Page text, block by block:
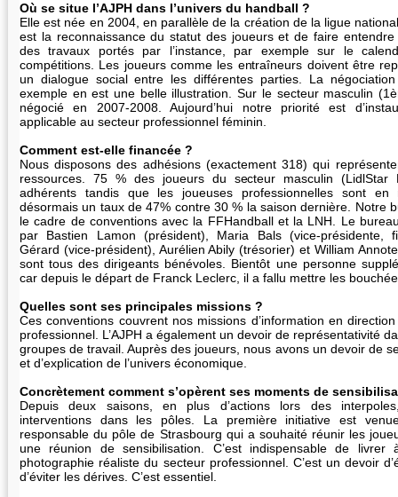
Où se situe l’AJPH dans l’univers du handball ?
Elle est née en 2004, en parallèle de la création de la ligue
est la reconnaissance du statut des joueurs et de faire entendre
des travaux portés par l’instance, par exemple sur le
compétitions. Les joueurs comme les entraîneurs doivent être
un dialogue social entre les différentes parties. La négociation
exemple en est une belle illustration. Sur le secteur masculin
négocié en 2007-2008. Aujourd’hui notre priorité est
applicable au secteur professionnel féminin.
Comment est-elle financée ?
Nous disposons des adhésions (exactement 318) qui
ressources. 75 % des joueurs du secteur masculin (LidlStar
adhérents tandis que les joueuses professionnelles sont en
désormais un taux de 47% contre 30 % la saison dernière. Notre
le cadre de conventions avec la FFHandball et la LNH. Le
par Bastien Lamon (président), Maria Bals (vice-présidente,
Gérard (vice-président), Aurélien Abily (trésorier) et William
sont tous des dirigeants bénévoles. Bientôt une personne
car depuis le départ de Franck Leclerc, il a fallu mettre les
Quelles sont ses principales missions ?
Ces conventions couvrent nos missions d’information en
professionnel. L’AJPH a également un devoir de représentativité
groupes de travail. Auprès des joueurs, nous avons un devoir de
et d’explication de l’univers économique.
Concrètement comment s’opèrent ses moments de
Depuis deux saisons, en plus d’actions lors des
interventions dans les pôles. La première initiative est
responsable du pôle de Strasbourg qui a souhaité réunir les
une réunion de sensibilisation. C’est indispensable de
photographie réaliste du secteur professionnel. C’est un devoir
d’éviter les dérives. C’est essentiel.